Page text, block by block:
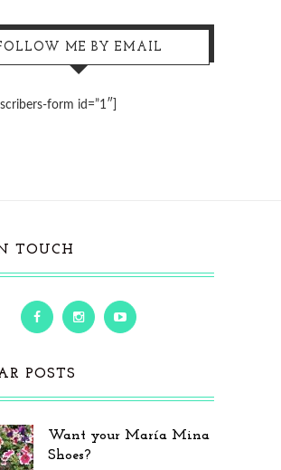
ME BY EMAIL
form id=”1″]
TOUCH
POSTS
Want your María Mina
Shoes?